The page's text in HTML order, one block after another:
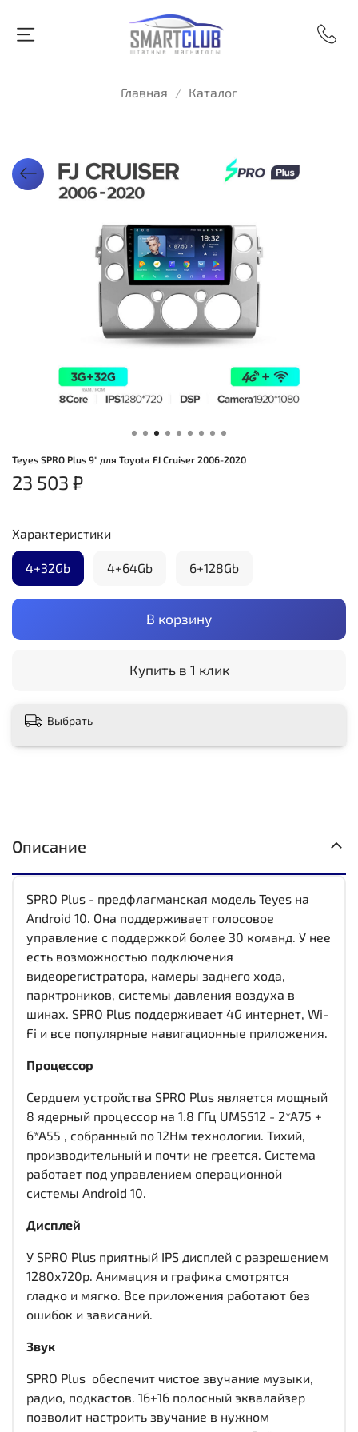
Главная Каталог
Teyes SPRO Plus 9" для Toyota FJ Cruiser 2006-2020
23 503 ₽
В корзину
Купить в 1 клик
Характеристики
4+32Gb 4+64Gb 6+128Gb
Выбрать
Описание
SPRO Plus - предфлагманская модель Teyes на
Android 10. Она поддерживает голосовое
управление с поддержкой более 30 команд. У нее
есть возможностью подключения
видеорегистратора, камеры заднего хода,
парктроников, системы давления воздуха в
шинах. SPRO Plus поддерживает 4G интернет, Wi-
Fi и все популярные навигационные приложения.
Процессор
Сердцем устройства SPRO Plus является мощный
8 ядерный процессор на 1.8 ГГц UMS512 - 2*A75 +
6*A55 , собранный по 12Нм технологии. Тихий,
производительный и почти не греется. Система
работает под управлением операционной
системы Android 10.
Дисплей
У SPRO Plus приятный IPS дисплей c разрешением
1280x720р. Анимация и графика смотрятся
гладко и мягко. Все приложения работают без
ошибок и зависаний.
Звук
SPRO Plus обеспечит чистое звучание музыки,
радио, подкастов. 16+16 полосный эквалайзер
позволит настроить звучание в нужном